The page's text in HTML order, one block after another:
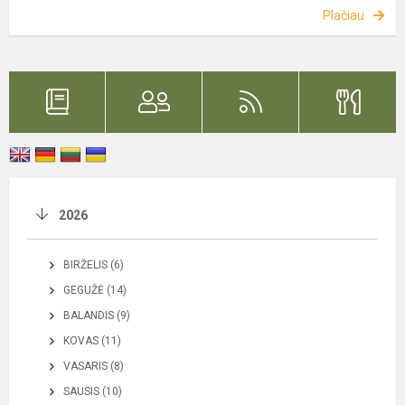
Plačiau
2026
BIRŽELIS (6)
GEGUŽĖ (14)
BALANDIS (9)
KOVAS (11)
VASARIS (8)
SAUSIS (10)